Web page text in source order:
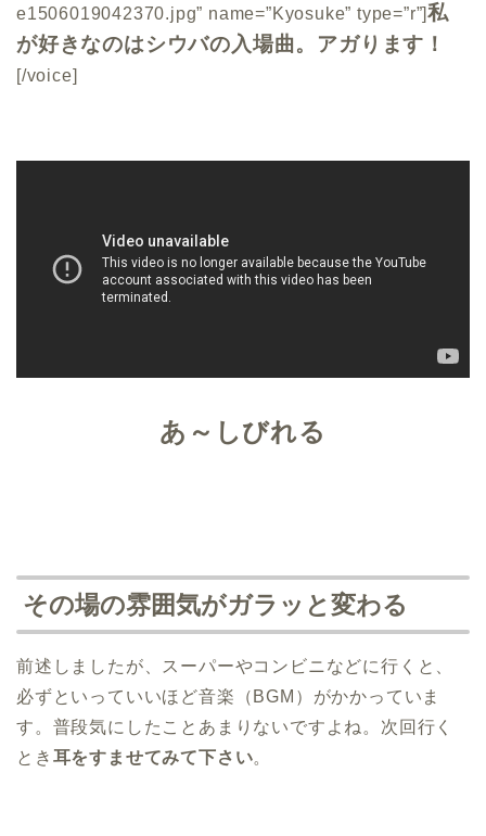
e1506019042370.jpg” name=”Kyosuke” type=”r”]私
が好きなのはシウバの入場曲。アガります！
[/voice]
あ～しびれる
その場の雰囲気がガラッと変わる
前述しましたが、スーパーやコンビニなどに行くと、
必ずといっていいほど音楽（BGM）がかかっていま
す。普段気にしたことあまりないですよね。次回行く
とき 耳をすませてみて下さい。